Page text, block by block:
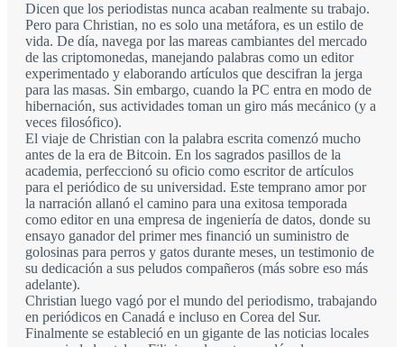
Dicen que los periodistas nunca acaban realmente su trabajo.
Pero para Christian, no es solo una metáfora, es un estilo de
vida. De día, navega por las mareas cambiantes del mercado
de las criptomonedas, manejando palabras como un editor
experimentado y elaborando artículos que descifran la jerga
para las masas. Sin embargo, cuando la PC entra en modo de
hibernación, sus actividades toman un giro más mecánico (y a
veces filosófico).
El viaje de Christian con la palabra escrita comenzó mucho
antes de la era de Bitcoin. En los sagrados pasillos de la
academia, perfeccionó su oficio como escritor de artículos
para el periódico de su universidad. Este temprano amor por
la narración allanó el camino para una exitosa temporada
como editor en una empresa de ingeniería de datos, donde su
ensayo ganador del primer mes financió un suministro de
golosinas para perros y gatos durante meses, un testimonio de
su dedicación a sus peludos compañeros (más sobre eso más
adelante).
Christian luego vagó por el mundo del periodismo, trabajando
en periódicos en Canadá e incluso en Corea del Sur.
Finalmente se estableció en un gigante de las noticias locales